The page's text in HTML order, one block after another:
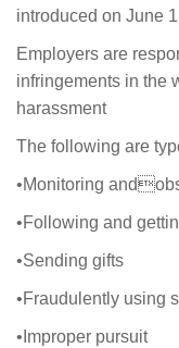
introduced on June
Employers are
infringements in the
harassment
The following are
•Monitoring
•Following and
•Sending gifts
•Fraudulently using
•Improper pursuit